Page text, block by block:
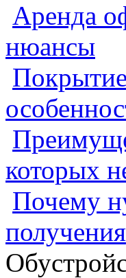
Аренда
нюансы
которых
Почему
получения